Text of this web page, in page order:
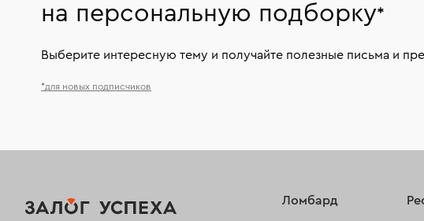
на персональную подборку*
Выберите интересную тему и получайте полезные письма и
*для новых подписчиков
Ломбард